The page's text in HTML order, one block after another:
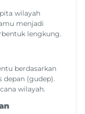
wilayah
menjadi
lengkung.
berdasarkan
(gudep).
wilayah.